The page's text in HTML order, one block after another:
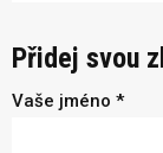
Přidej svou
Vaše jméno *